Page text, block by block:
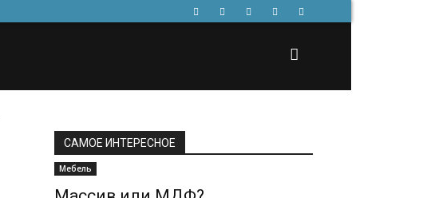
САМОЕ ИНТЕРЕСНОЕ
Мебель